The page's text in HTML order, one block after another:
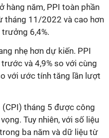
hàng năm, PPI toàn phần
tháng 11/2022 và cao hơn
6,4%.
nhẹ hơn dự kiến. PPI
và 4,9% so với cùng
với ước tính tăng lần lượt
tháng 5 được công
Tuy nhiên, với số liệu
ba năm và dữ liệu từ